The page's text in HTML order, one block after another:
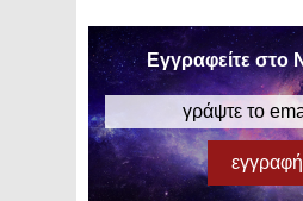
Εγγραφείτε στο